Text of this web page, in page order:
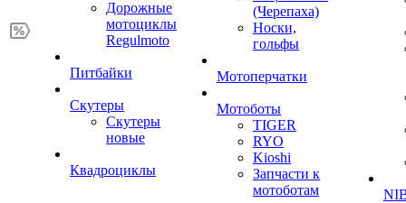
Дорожные
мотоциклы
Regulmoto
Питбайки
Скутеры
Скутеры
новые
Квадроциклы
(Черепаха)
Носки,
гольфы
Мотоперчатки
Мотоботы
TIGER
RYO
Kioshi
Запчасти к
мотоботам